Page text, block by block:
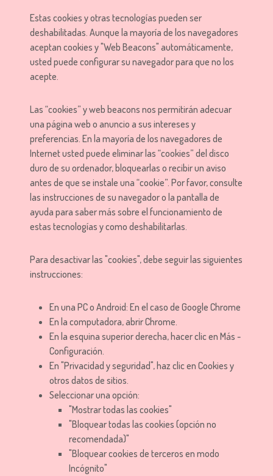
Estas cookies y otras tecnologías pueden ser
deshabilitadas. Aunque la mayoría de los navegadores
aceptan cookies y "Web Beacons" automáticamente,
usted puede configurar su navegador para que no los
acepte.
Las “cookies” y web beacons nos permitirán adecuar
una página web o anuncio a sus intereses y
preferencias. En la mayoría de los navegadores de
Internet usted puede eliminar las “cookies” del disco
duro de su ordenador, bloquearlas o recibir un aviso
antes de que se instale una “cookie”. Por favor, consulte
las instrucciones de su navegador o la pantalla de
ayuda para saber más sobre el funcionamiento de
estas tecnologías y como deshabilitarlas.
Para desactivar las "cookies", debe seguir las siguientes
instrucciones:
En una PC o Android: En el caso de Google Chrome
En la computadora, abrir Chrome.
En la esquina superior derecha, hacer clic en Más -
Configuración.
En "Privacidad y seguridad", haz clic en Cookies y
otros datos de sitios.
Seleccionar una opción:
"Mostrar todas las cookies"
"Bloquear todas las cookies (opción no
recomendada)"
"Bloquear cookies de terceros en modo
Incógnito"